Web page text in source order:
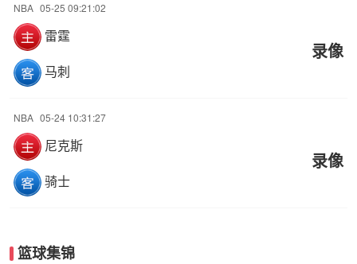
NBA 05-25 09:21:02
雷霆
马刺
录像
NBA 05-24 10:31:27
尼克斯
骑士
录像
篮球集锦